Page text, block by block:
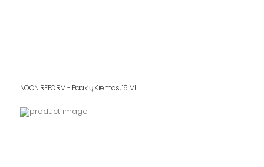
NOON REFORM - Paakių Kremas, 15 ML